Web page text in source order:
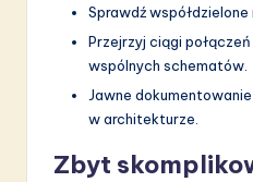
Sprawdź
Przejrzyj ciągi
wspólnych schematów.
Jawne
w architekturze.
Zbyt